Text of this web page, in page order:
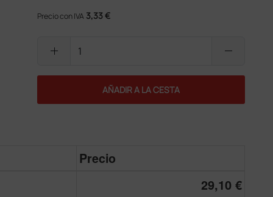
Precio con IVA 3,33 €
add remove
AÑADIR A LA CESTA
Precio
29,10 €